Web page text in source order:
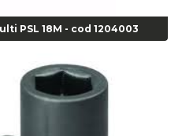
- Cod 00517
- Cod 00519
- Cod 01465
PSL 18M - cod 1204003